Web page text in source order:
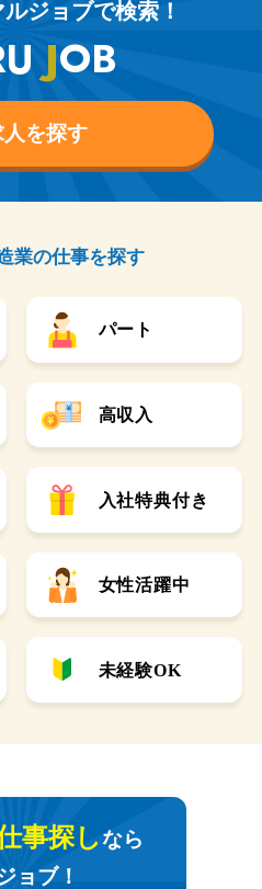
ジョブで検索！
JOB
人を探す
業の仕事を探す
パート
高収入
入社特典付き
女性活躍中
未経験OK
事探しなら
ョブ！